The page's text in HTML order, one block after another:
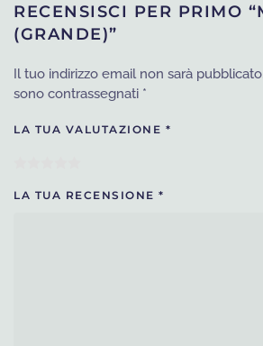
RECENSISCI PER PRIMO
(GRANDE)”
Il tuo indirizzo email non sarà pubblicato.
sono contrassegnati *
LA TUA VALUTAZIONE *
LA TUA RECENSIONE *